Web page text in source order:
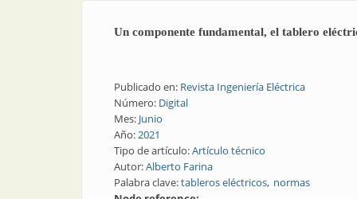
Un componente fundamental, el tablero
Publicado en: Revista Ingeniería Eléctrica
Número: Digital
Mes: Junio
Año:2021
Tipo de artículo:Artículo técnico
Autor:Alberto Farina
Palabra clave:tableros eléctricos normas